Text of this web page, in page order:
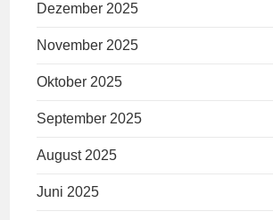
Dezember 2025
November 2025
Oktober 2025
September 2025
August 2025
Juni 2025